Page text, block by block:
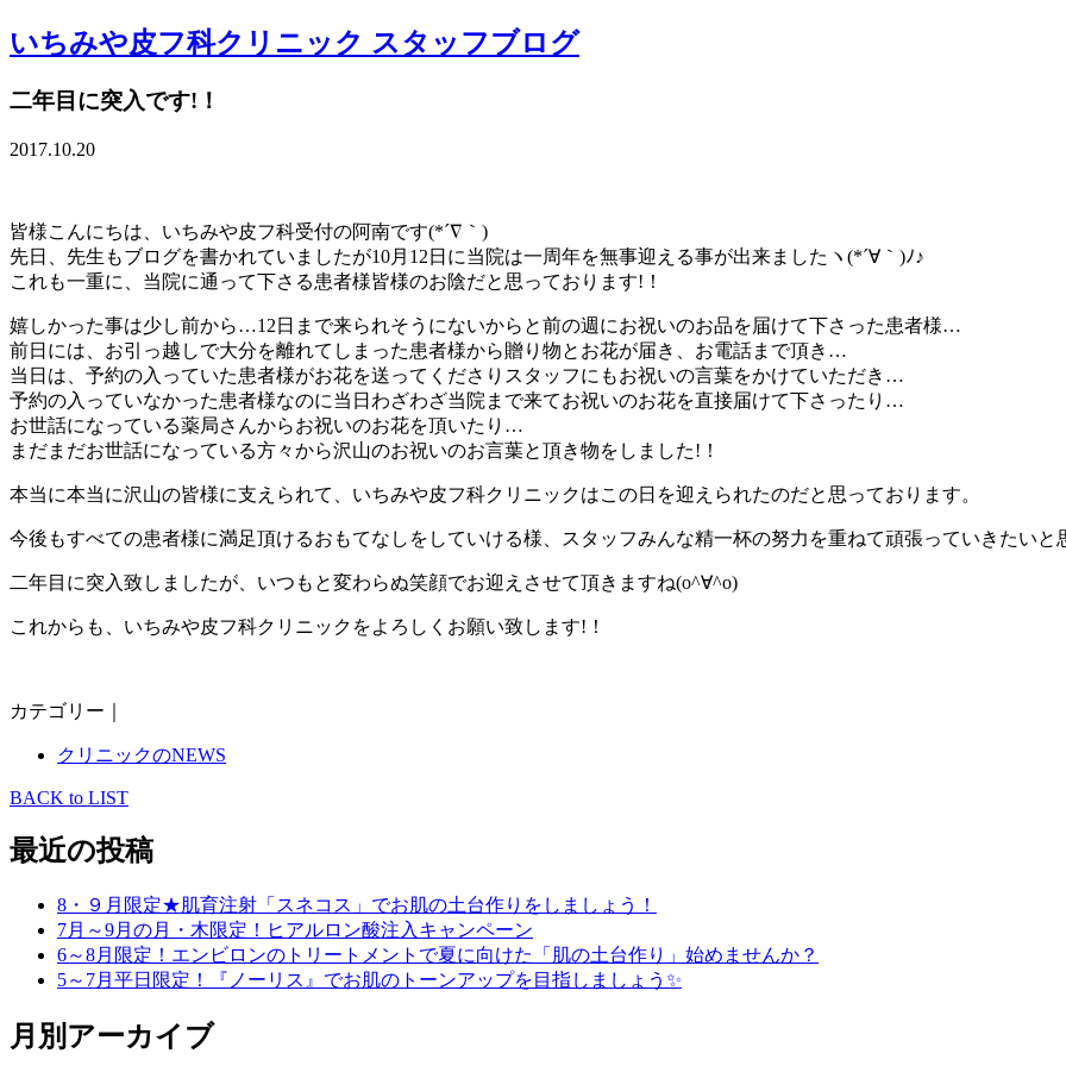
いちみや皮フ科クリニック スタッフブログ
二年目に突入です!！
2017.10.20
皆様こんにちは、いちみや皮フ科受付の阿南です(*´∇｀)
先日、先生もブログを書かれていましたが10月12日に当院は一周年を無事迎える事が出来ましたヽ(*´∀｀)ﾉ♪
これも一重に、当院に通って下さる患者様皆様のお陰だと思っております!！
嬉しかった事は少し前から…12日まで来られそうにないからと前の週にお祝いのお品を届けて下さった患者様…
前日には、お引っ越しで大分を離れてしまった患者様から贈り物とお花が届き、お電話まで頂き…
当日は、予約の入っていた患者様がお花を送ってくださりスタッフにもお祝いの言葉をかけていただき…
予約の入っていなかった患者様なのに当日わざわざ当院まで来てお祝いのお花を直接届けて下さったり…
お世話になっている薬局さんからお祝いのお花を頂いたり…
まだまだお世話になっている方々から沢山のお祝いのお言葉と頂き物をしました!！
本当に本当に沢山の皆様に支えられて、いちみや皮フ科クリニックはこの日を迎えられたのだと思っております。
今後もすべての患者様に満足頂けるおもてなしをしていける様、スタッフみんな精一杯の努力を重ねて頑張っていきたいと
二年目に突入致しましたが、いつもと変わらぬ笑顔でお迎えさせて頂きますね(o^∀^o)
これからも、いちみや皮フ科クリニックをよろしくお願い致します!！
カテゴリー｜
クリニックのNEWS
BACK to LIST
最近の投稿
8・９月限定★肌育注射「スネコス」でお肌の土台作りをしましょう！
7月～9月の月・木限定！ヒアルロン酸注入キャンペーン
6～8月限定！エンビロンのトリートメントで夏に向けた「肌の土台作り」始めませんか？
5～7月平日限定！『ノーリス』でお肌のトーンアップを目指しましょう✨
月別アーカイブ